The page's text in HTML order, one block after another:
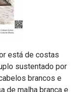
está de costas
sustentado por
brancos e
de malha branca e